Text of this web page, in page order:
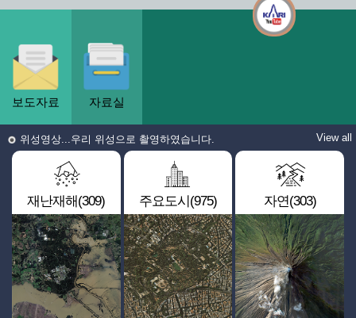
보도자료 자료실
위성영상...우리 위성으로 촬영하였습니다. View all
재난재해(309) 주요도시(975) 자연(303)